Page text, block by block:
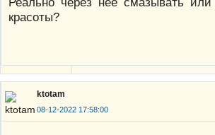
красоты?
ktotam
08-12-2022 17:58:00